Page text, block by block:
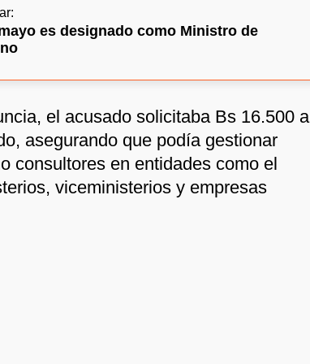
es designado como Ministro de
el acusado solicitaba Bs 16.500 a
asegurando que podía gestionar
consultores en entidades como el
viceministerios y empresas